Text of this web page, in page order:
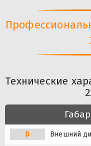
Технические
D Внешний